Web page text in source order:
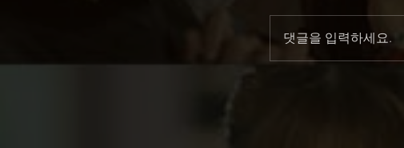
댓글을 입력하세요.